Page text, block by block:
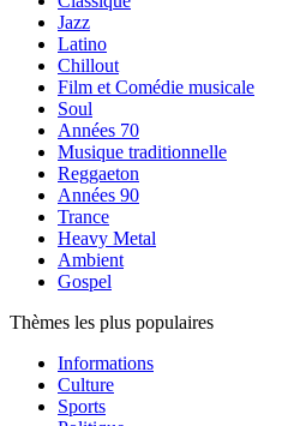
Jazz
Latino
Chillout
Film et Comédie musicale
Soul
Années 70
Musique traditionnelle
Reggaeton
Années 90
Trance
Heavy Metal
Ambient
Gospel
Thèmes les plus populaires
Informations
Culture
Sports